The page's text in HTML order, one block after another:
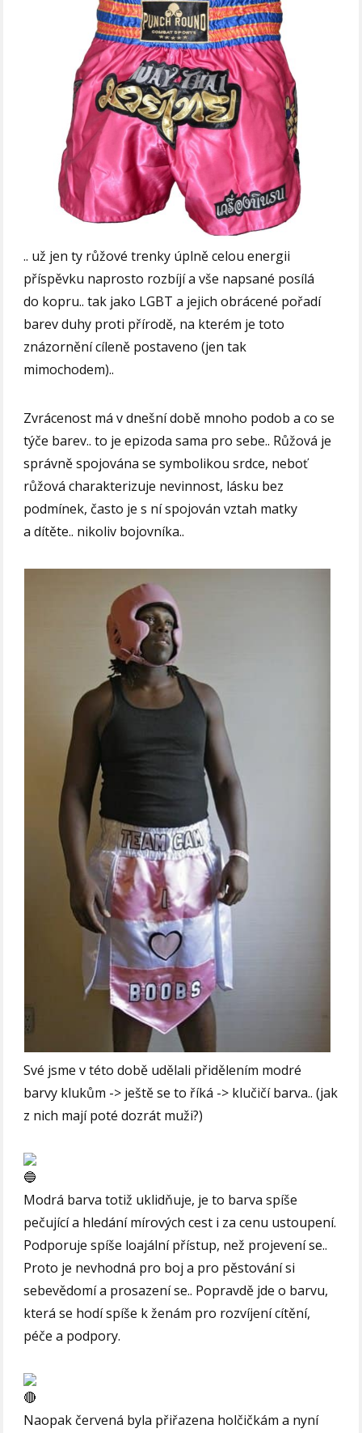
.. už jen ty růžové trenky úplně celou energii
příspěvku naprosto rozbíjí a vše napsané posílá
do kopru.. tak jako LGBT a jejich obrácené pořadí
barev duhy proti přírodě, na kterém je toto
znázornění cíleně postaveno (jen tak
mimochodem)..
Zvrácenost má v dnešní době mnoho podob a co se
týče barev.. to je epizoda sama pro sebe.. Růžová je
správně spojována se symbolikou srdce, neboť
růžová charakterizuje nevinnost, lásku bez
podmínek, často je s ní spojován vztah matky
a dítěte.. nikoliv bojovníka..
Své jsme v této době udělali přidělením modré
barvy klukům -> ještě se to říká -> klučičí barva.. (jak
z nich mají poté dozrát muži?)
Modrá barva totiž uklidňuje, je to barva spíše
pečující a hledání mírových cest i za cenu ustoupení.
Podporuje spíše loajální přístup, než projevení se..
Proto je nevhodná pro boj a pro pěstování si
sebevědomí a prosazení se.. Popravdě jde o barvu,
která se hodí spíše k ženám pro rozvíjení cítění,
péče a podpory.
Naopak červená byla přiřazena holčičkám a nyní